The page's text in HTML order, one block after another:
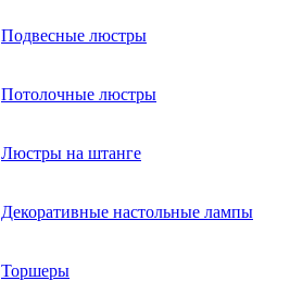
Подвесные люстры
Потолочные люстры
Люстры на штанге
Декоративные настольные лампы
Торшеры